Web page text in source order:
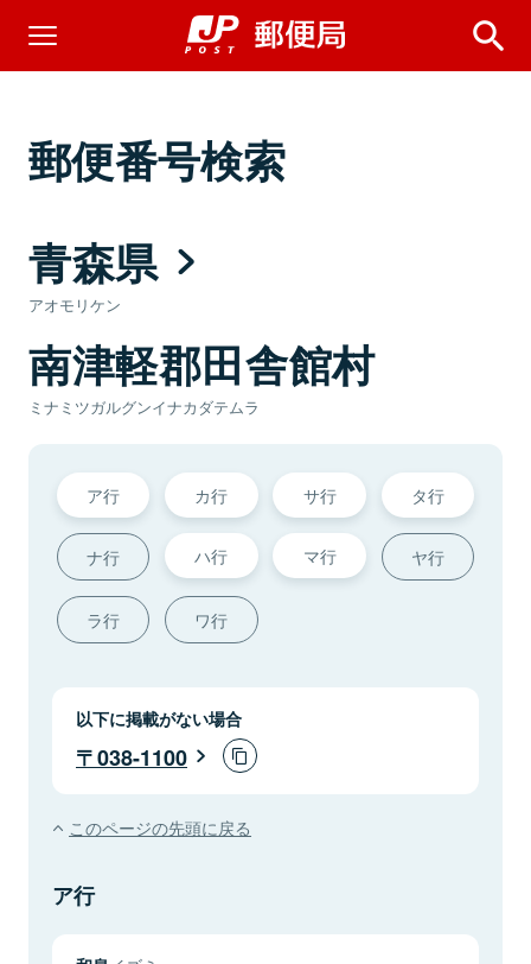
郵便番号検索
青森県
アオモリケン
南津軽郡田舎館村
ミナミツガルグンイナカダテムラ
ア行 カ行 サ行 タ行
ナ行 ハ行 マ行 ヤ行
ラ行 ワ行
以下に掲載がない場合
038-1100
このページの先頭に戻る
ア行